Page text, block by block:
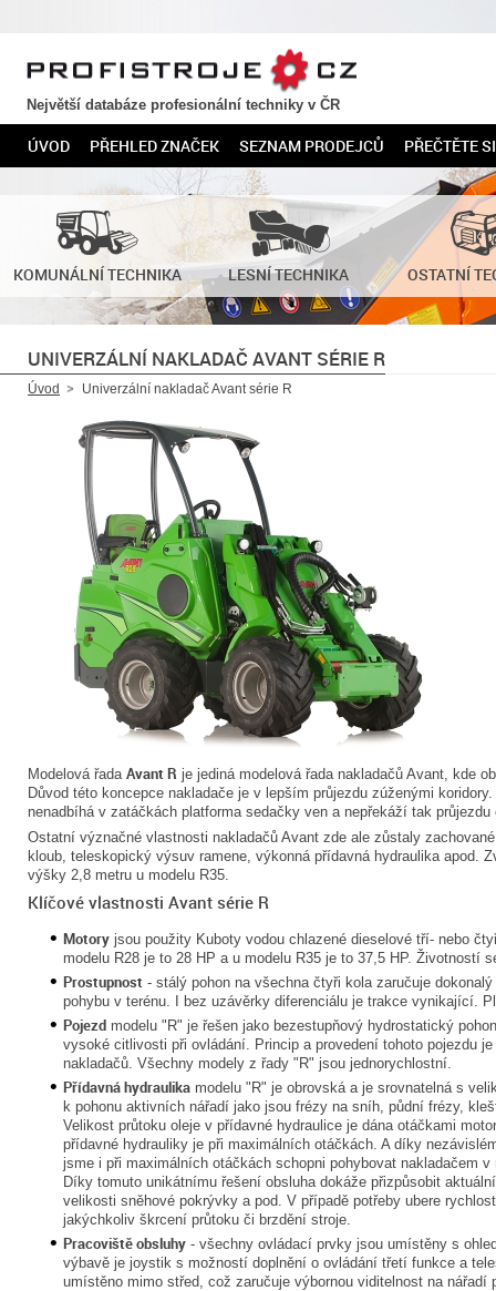
PROFISTROJE.CZ
Největší databáze profesionální techniky v ČR
ÚVOD PŘEHLED ZNAČEK SEZNAM PRODEJCŮ PŘEČTĚTE SI
KOMUNÁLNÍ TECHNIKA LESNÍ TECHNIKA OSTATNÍ
UNIVERZÁLNÍ NAKLADAČ AVANT SÉRIE R
Úvod Univerzální nakladač Avant série R
Modelová řada Avant R je jediná modelová řada nakladačů Avant, kde
Důvod této koncepce nakladače je v lepším průjezdu zúženými
nenadbíhá v zatáčkách platforma sedačky ven a nepřekáží tak
Ostatní význačné vlastnosti nakladačů Avant zde ale zůstaly
kloub, teleskopický výsuv ramene, výkonná přídavná hydraulika apod.
výšky 2,8 metru u modelu R35.
Klíčové vlastnosti Avant série R
Motory jsou použity Kuboty vodou chlazené dieselové tří- nebo
modelu R28 je to 28 HP a u modelu R35 je to 37,5 HP. Životností
Prostupnost - stálý pohon na všechna čtyři kola zaručuje
pohybu v terénu. I bez uzávěrky diferenciálu je trakce vynikající.
Pojezd modelu "R" je řešen jako bezestupňový hydrostatický
vysoké citlivosti při ovládání. Princip a provedení tohoto pojezdu
nakladačů. Všechny modely z řady "R" jsou jednorychlostní.
Přídavná hydraulika modelu "R" je obrovská a je srovnatelná s
k pohonu aktivních nářadí jako jsou frézy na sníh, půdní frézy,
Velikost průtoku oleje v přídavné hydraulice je dána otáčkami
přídavné hydrauliky je při maximálních otáčkách. A díky
jsme i při maximálních otáčkách schopni pohybovat nakladačem
Díky tomuto unikátnímu řešení obsluha dokáže přizpůsobit
velikosti sněhové pokrývky a pod. V případě potřeby ubere
jakýchkoliv škrcení průtoku či brzdění stroje.
Pracoviště obsluhy - všechny ovládací prvky jsou umístěny s
výbavě je joystik s možností doplnění o ovládání třetí funkce a
umístěno mimo střed, což zaručuje výbornou viditelnost na nářadí